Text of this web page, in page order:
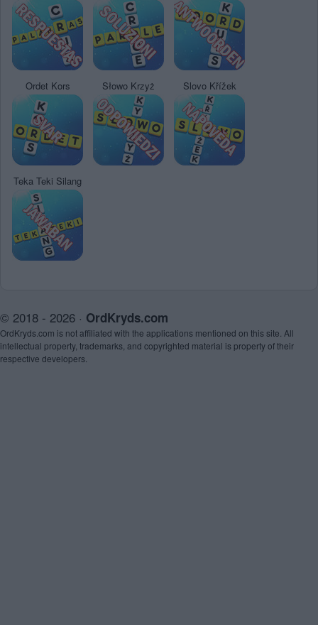
Ordet Kors Słowo Krzyż Slovo Křížek
Teka Teki Silang
© 2018 - 2026 · OrdKryds.com
OrdKryds.com is not affiliated with the applications mentioned on this site. All
intellectual property, trademarks, and copyrighted material is property of their
respective developers.